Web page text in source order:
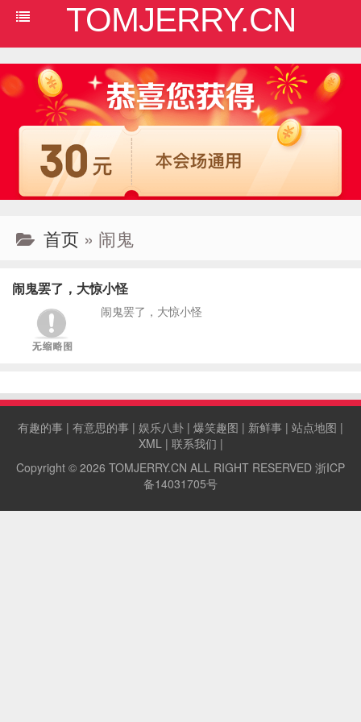
TOMJERRY.CN
首页 » 闹鬼
闹鬼罢了，大惊小怪
闹鬼罢了，大惊小怪
有趣的事 | 有意思的事 | 娱乐八卦 | 爆笑趣图 | 新鲜事 | 站点地图 |
XML| 联系我们 |
Copyright © 2026 TOMJERRY.CN ALL RIGHT RESERVED 浙ICP
备14031705号